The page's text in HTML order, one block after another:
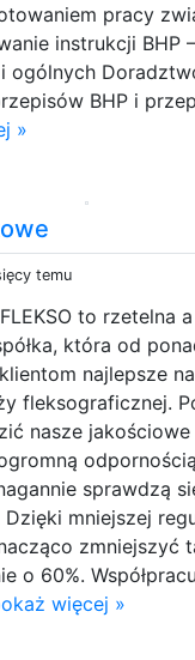
pracy
instrukcji BHP –
ogólnych
BHP i
»
temu
to rzetelna
która od
najlepsze
fleksograficznej.
nasze
sprawdzą
mniejszej
zmniejszyć
o 60%.
więcej »